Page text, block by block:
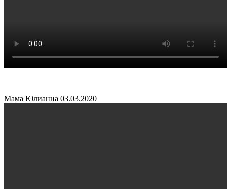
Мама Юлианна 03.03.2020